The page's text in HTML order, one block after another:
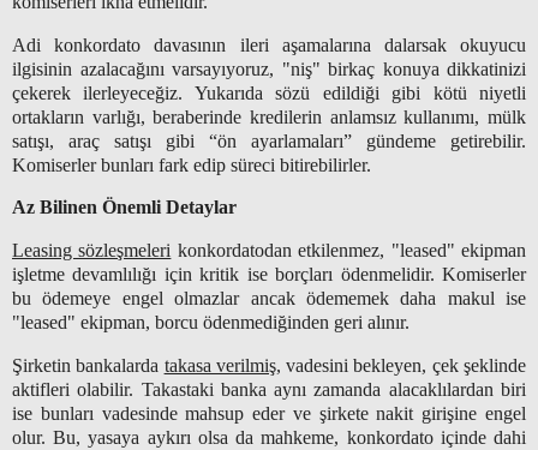
Adi konkordato davasının ileri aşamalarına dalarsak okuyucu
ilgisinin azalacağını varsayıyoruz, "niş" birkaç konuya dikkatinizi
çekerek ilerleyeceğiz. Yukarıda sözü edildiği gibi kötü niyetli
ortakların varlığı, beraberinde kredilerin anlamsız kullanımı, mülk
satışı, araç satışı gibi “ön ayarlamaları” gündeme getirebilir.
Komiserler bunları fark edip süreci bitirebilirler.
Az Bilinen Önemli Detaylar
Leasing sözleşmeleri konkordatodan etkilenmez, "leased" ekipman
işletme devamlılığı için kritik ise borçları ödenmelidir. Komiserler
bu ödemeye engel olmazlar ancak ödememek daha makul ise
"leased" ekipman, borcu ödenmediğinden geri alınır.
Şirketin bankalarda takasa verilmiş, vadesini bekleyen, çek şeklinde
aktifleri olabilir. Takastaki banka aynı zamanda alacaklılardan biri
ise bunları vadesinde mahsup eder ve şirkete nakit girişine engel
olur. Bu, yasaya aykırı olsa da mahkeme, konkordato içinde dahi